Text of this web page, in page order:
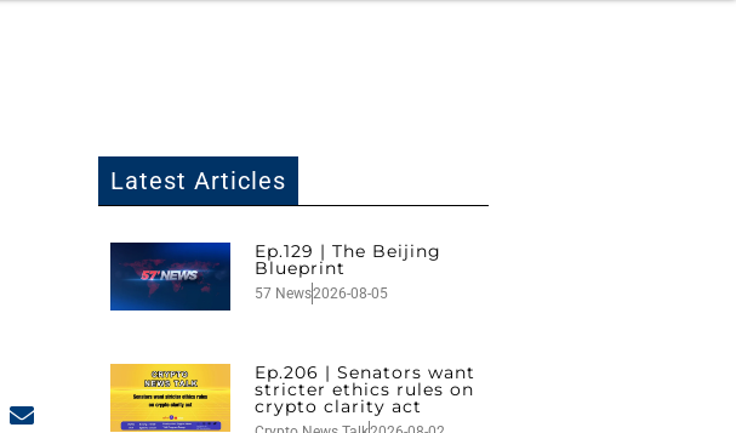
Latest Articles
Ep.129 | The Beijing
Blueprint
57 News2026-08-05
Ep.206 | Senators want
stricter ethics rules on
crypto clarity act